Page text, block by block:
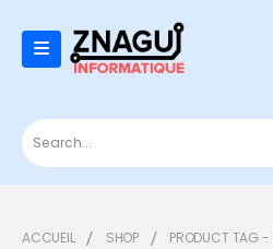
ACCUEIL SHOP PRODUCT TAG -